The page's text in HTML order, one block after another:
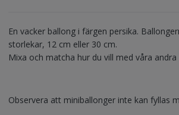
En vacker ballong i färgen persika.
storlekar, 12 cm eller 30 cm.
Mixa och matcha hur du vill med våra andra
Observera att miniballonger inte kan fyllas